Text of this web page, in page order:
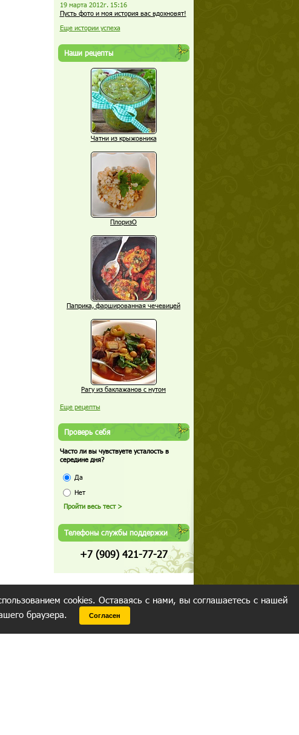
19 марта 2012г. 15:16
Пусть фото и моя история вас вдохновят!
Еще истории успеха
Наши рецепты
Чатни из крыжовника
ПлоризО
Паприка, фаршированная чечевицей
Рагу из баклажанов с нутом
Еще рецепты
Проверь себя
Часто ли вы чувствуете усталость в
середине дня?
Да
Нет
Телефоны службы поддержки
+7 (909) 421-77-27
cookies. Оставаясь с нами, вы соглашаетесь с нашей
браузера. Согласен